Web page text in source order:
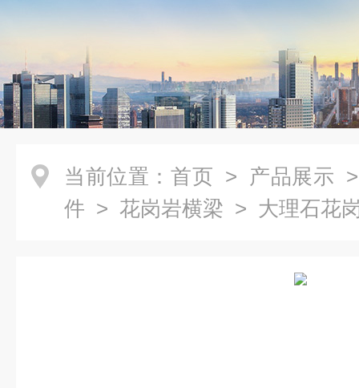
当前位置： 首页 > 产品展示
件 > 花岗岩横梁 > 大理石花